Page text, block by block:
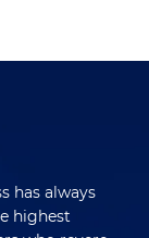
has always
highest